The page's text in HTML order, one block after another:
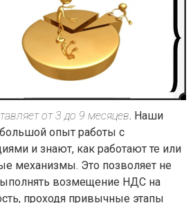
от 3 до 9 месяцев. Наши
опыт работы с
и знают, как работают те или
механизмы. Это позволяет не
возмещение НДС на
проходя привычные этапы